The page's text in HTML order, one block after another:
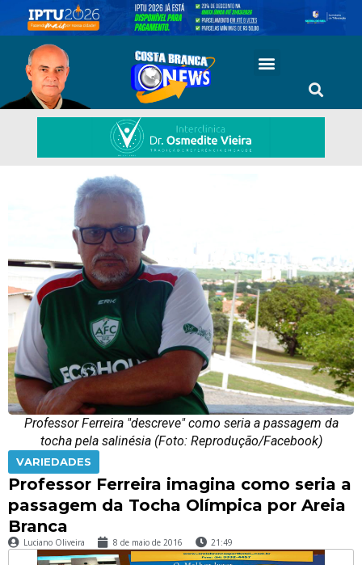
Professor Ferreira "descreve" como seria a passagem da
tocha pela salinésia (Foto: Reprodução/Facebook)
VARIEDADES
Professor Ferreira imagina como seria a
passagem da Tocha Olímpica por Areia
Branca
Luciano Oliveira 8 de maio de 2016 21:49